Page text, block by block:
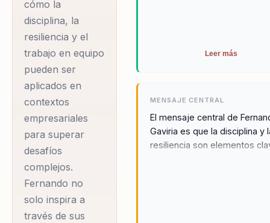
cómo la
disciplina, la
resiliencia y el
trabajo en equipo
pueden ser
aplicados en
contextos
empresariales
para superar
desafíos
complejos.
Fernando no
solo inspira a
través de sus
Leer más
MENSAJE CENTRAL
El mensaje central de
Gaviria es que la disciplina y
resiliencia son elementos